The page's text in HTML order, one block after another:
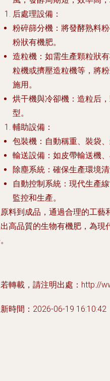
后處理設備 ：
粉碎篩分機 ：將發酵熟料
粉狀有機肥。
造粒機 ：如需生產顆粒狀
粒機或擠壓造粒機等，將
施用。
烘干機與冷卻機 ：造粒后
型。
輔助設備 ：
包裝機 ：自動稱重、裝袋、
輸送設備 ：如皮帶輸送機
除塵系統 ：確保生產環境
自動控制系統 ：現代生產
監控和生產。
料到成品，通過合理的工藝
高品質的生物有機肥，為現
轉載，請注明出處：http://
時間：2026-06-19 16:10:42